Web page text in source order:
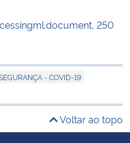
250
- COVID-19
Voltar ao topo